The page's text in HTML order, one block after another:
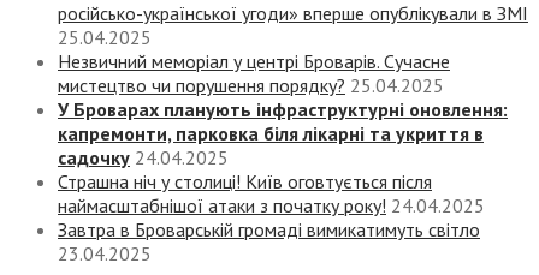
російсько-української угоди» вперше опублікували в ЗМІ
25.04.2025
Незвичний меморіал у центрі Броварів. Сучасне
мистецтво чи порушення порядку? 25.04.2025
У Броварах планують інфраструктурні оновлення:
капремонти, парковка біля лікарні та укриття в
садочку 24.04.2025
Страшна ніч у столиці! Київ оговтується після
наймасштабнішої атаки з початку року! 24.04.2025
Завтра в Броварській громаді вимикатимуть світло
23.04.2025